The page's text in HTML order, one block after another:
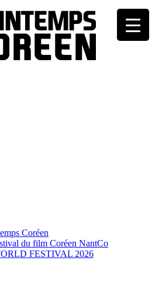
Coréen
du film Coréen NantCo
FESTIVAL 2026